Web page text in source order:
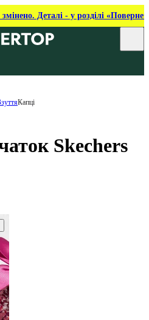
Деталі - у розділі
Капці
Skechers